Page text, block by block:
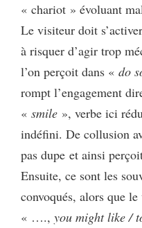
« chariot » évoluant
Le visiteur doit
à risquer d’agir trop
l’on perçoit dans « do
rompt l’engagement
« smile », verbe ici
indéfini. De collusion
pas dupe et ainsi
Ensuite, ce sont les
convoqués, alors que
« …., you might like /